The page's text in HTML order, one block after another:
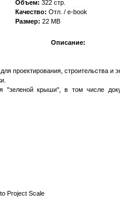
Объем: 322 стр.
Качество: Отл. / e-book
Размер: 22 МВ
Описание:
проектирования, строительства и
"зеленой крыши", в том числе
Project Scale